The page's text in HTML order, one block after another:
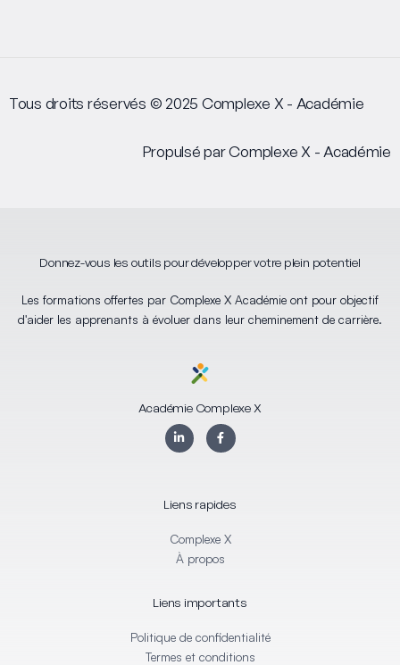
Tous droits réservés © 2025 Complexe X - Académie
Propulsé par Complexe X - Académie
Donnez-vous les outils pour développer votre plein potentiel
Les formations offertes par Complexe X Académie ont pour objectif
d'aider les apprenants à évoluer dans leur cheminement de carrière.
Académie Complexe X
L
i
n
n
n
F
a
c
o
k
Liens rapides
Complexe X
À propos
Liens importants
Politique de confidentialité
Termes et conditions